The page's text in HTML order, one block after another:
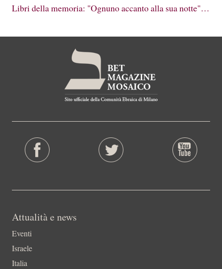
Libri della memoria: "Ognuno accanto alla sua notte"…
Attualità e news
Eventi
Israele
Italia